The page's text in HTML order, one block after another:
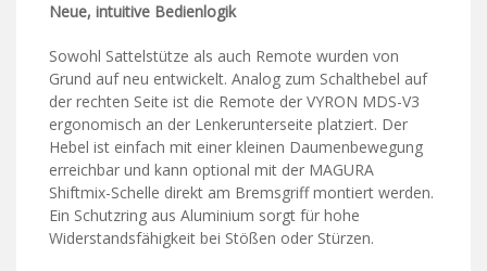
Neue, intuitive Bedienlogik
Sowohl Sattelstütze als auch Remote wurden von
Grund auf neu entwickelt. Analog zum Schalthebel auf
der rechten Seite ist die Remote der VYRON MDS-V3
ergonomisch an der Lenkerunterseite platziert. Der
Hebel ist einfach mit einer kleinen Daumenbewegung
erreichbar und kann optional mit der MAGURA
Shiftmix-Schelle direkt am Bremsgriff montiert werden.
Ein Schutzring aus Aluminium sorgt für hohe
Widerstandsfähigkeit bei Stößen oder Stürzen.